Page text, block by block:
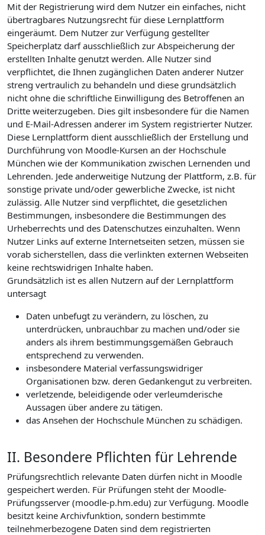
Mit der Registrierung wird dem Nutzer ein einfaches, nicht
übertragbares Nutzungsrecht für diese Lernplattform
eingeräumt. Dem Nutzer zur Verfügung gestellter
Speicherplatz darf ausschließlich zur Abspeicherung der
erstellten Inhalte genutzt werden. Alle Nutzer sind
verpflichtet, die Ihnen zugänglichen Daten anderer Nutzer
streng vertraulich zu behandeln und diese grundsätzlich
nicht ohne die schriftliche Einwilligung des Betroffenen an
Dritte weiterzugeben. Dies gilt insbesondere für die Namen
und E-Mail-Adressen anderer im System registrierter Nutzer.
Diese Lernplattform dient ausschließlich der Erstellung und
Durchführung von Moodle-Kursen an der Hochschule
München wie der Kommunikation zwischen Lernenden und
Lehrenden. Jede anderweitige Nutzung der Plattform, z.B. für
sonstige private und/oder gewerbliche Zwecke, ist nicht
zulässig. Alle Nutzer sind verpflichtet, die gesetzlichen
Bestimmungen, insbesondere die Bestimmungen des
Urheberrechts und des Datenschutzes einzuhalten. Wenn
Nutzer Links auf externe Internetseiten setzen, müssen sie
vorab sicherstellen, dass die verlinkten externen Webseiten
keine rechtswidrigen Inhalte haben.
Grundsätzlich ist es allen Nutzern auf der Lernplattform
untersagt
Daten unbefugt zu verändern, zu löschen, zu
unterdrücken, unbrauchbar zu machen und/oder sie
anders als ihrem bestimmungsgemäßen Gebrauch
entsprechend zu verwenden.
insbesondere Material verfassungswidriger
Organisationen bzw. deren Gedankengut zu verbreiten.
verletzende, beleidigende oder verleumderische
Aussagen über andere zu tätigen.
das Ansehen der Hochschule München zu schädigen.
II. Besondere Pflichten für Lehrende
Prüfungsrechtlich relevante Daten dürfen nicht in Moodle
gespeichert werden. Für Prüfungen steht der Moodle-
Prüfungsserver (moodle-p.hm.edu) zur Verfügung. Moodle
besitzt keine Archivfunktion, sondern bestimmte
teilnehmerbezogene Daten sind dem registrierten